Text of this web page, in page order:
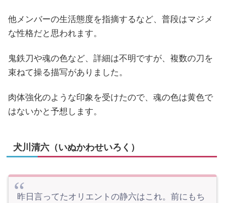
他メンバーの生活態度を指摘するなど、普段はマジメ
な性格だと思われます。
鬼鉄刀や魂の色など、詳細は不明ですが、複数の刀を
束ねて操る描写がありました。
肉体強化のような印象を受けたので、魂の色は黄色で
はないかと予想します。
犬川清六（いぬかわせいろく）
昨日言ってたオリエントの静六はこれ。前にもち